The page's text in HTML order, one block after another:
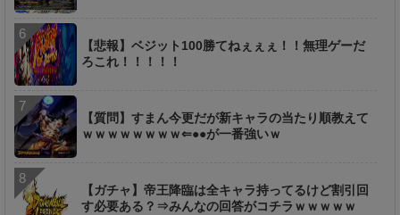
【悲報】ベジット100勝てねぇぇぇ！！無理ゲーだ
ろこれ！！！！！
【質問】すまん今更だが新キャラの当たり順教えて
ｗｗｗｗｗｗｗｗ⇐●●が一番強いｗ
【ガチャ】帝王降臨は全キャラ持ってるけど割引回
す必要ある？⇒みんなの回答がコチラｗｗｗｗｗ